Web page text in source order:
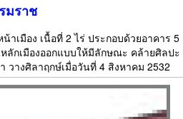
มราช
เมือง เนื้อที่ 2 ไร่ ประกอบด้วยอาคาร 5
ลักเมืองออกแบบให้มีลักษณะ คล้ายศิลปะ
วางศิลาฤกษ์เมื่อวันที่ 4 สิงหาคม 2532